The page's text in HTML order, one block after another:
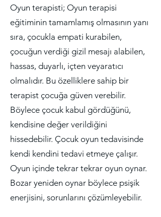
Oyun terapisti; Oyun terapisi
eğitiminin tamamlamış olmasının yanı
sıra, çocukla empati kurabilen,
çocuğun verdiği gizil mesajı alabilen,
hassas, duyarlı, içten veyaratıcı
olmalıdır. Bu özelliklere sahip bir
terapist çocuğa güven verebilir.
Böylece çocuk kabul gördüğünü,
kendisine değer verildiğini
hissedebilir. Çocuk oyun tedavisinde
kendi kendini tedavi etmeye çalışır.
Oyun içinde tekrar tekrar oyun oynar.
Bozar yeniden oynar böylece psişik
enerjisini, sorunlarını çözümleyebilir.